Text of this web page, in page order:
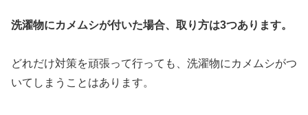
洗濯物にカメムシが付いた場合、取り方は3つあります。
どれだけ対策を頑張って行っても、洗濯物にカメムシがつ
いてしまうことはあります。